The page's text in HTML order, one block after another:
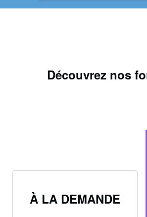
Découvrez nos
À LA DEMANDE